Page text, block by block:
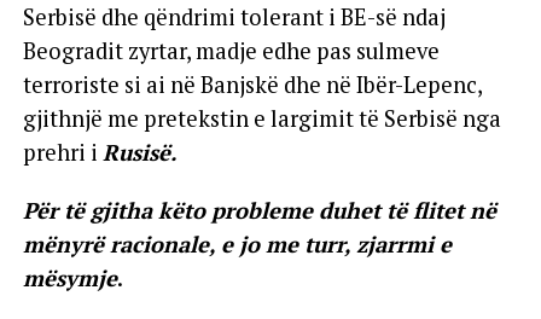
Serbisë dhe qëndrimi tolerant i BE-së ndaj
Beogradit zyrtar, madje edhe pas sulmeve
terroriste si ai në Banjskë dhe në Ibër-Lepenc,
gjithnjë me pretekstin e largimit të Serbisë nga
prehri i Rusisë.
Për të gjitha këto probleme duhet të flitet në
mënyrë racionale, e jo me turr, zjarrmi e
mësymje.